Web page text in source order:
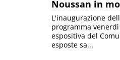
Noussan in
L'inaugurazione
programma
espositiva del
esposte sa...